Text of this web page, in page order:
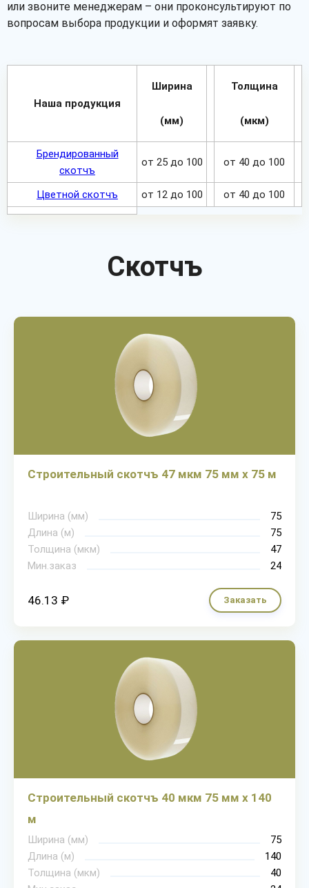
или звоните менеджерам – они проконсультируют по
вопросам выбора продукции и оформят заявку.
Наша продукция
Ширина
(мм)
Толщина
(мкм)
Брендированный
скотчъ
от 25 до 100 от 40 до 100
Цветной скотчъ от 12 до 100 от 40 до 100
Скотчъ
Строительный скотчъ 47 мкм 75 мм х 75 м
Ширина (мм)
75
Длина (м)
75
Толщина (мкм)
47
Мин.заказ
24
46.13 ₽ Заказать
Строительный скотчъ 40 мкм 75 мм х 140
м
Ширина (мм)
75
Длина (м)
140
Толщина (мкм)
40